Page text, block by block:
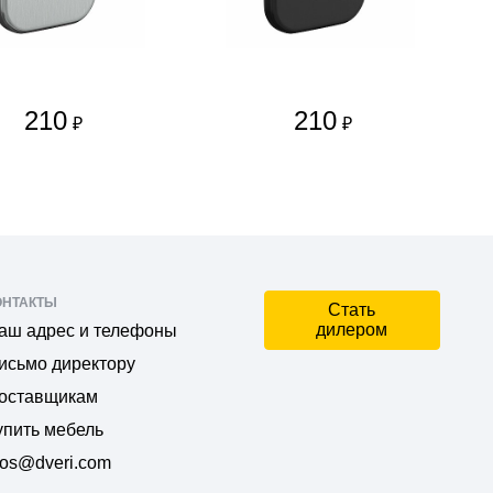
210 ₽ 210 ₽
адрес и телефоны
директору
мебель
Стать
дилером